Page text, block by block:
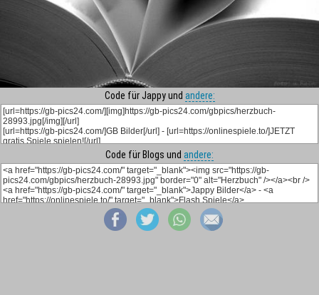
Code für Jappy und andere:
Code für Blogs und andere: